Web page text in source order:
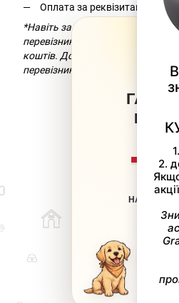
ВІД
НА ВСІ
Оплата за реквізитами.
*Навіть за умови безкоштовної
перевізник додасть комісію за
коштів. Докладніше можна
перевізника.
063 217-20-99
Повна версія
Мапа